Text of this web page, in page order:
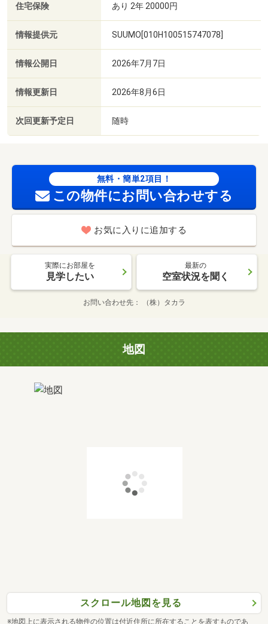
住宅保険 あり 2年 20000円
情報提供元 SUUMO[010H100515747078]
情報公開日 2026年7月7日
情報更新日 2026年8月6日
次回更新予定日 随時
無料・簡単2項目！
この物件にお問い合わせする
お気に入りに追加する
実際にお部屋を
見学したい
最新の
空室状況を聞く
お問い合わせ先 （株）タカラ
地図
スクロール地図を見る
※地図上に表示される物件の位置は付近住所に所在することを表すものであ